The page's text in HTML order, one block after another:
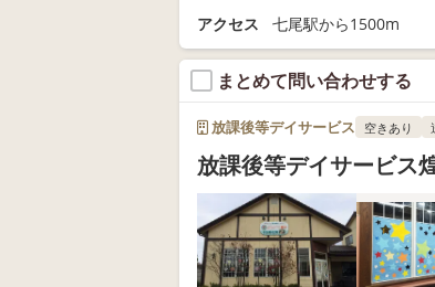
アクセス 七尾駅から1500m
まとめて問い合わせする
放課後等デイサービス 空きあり
放課後等デイサービス